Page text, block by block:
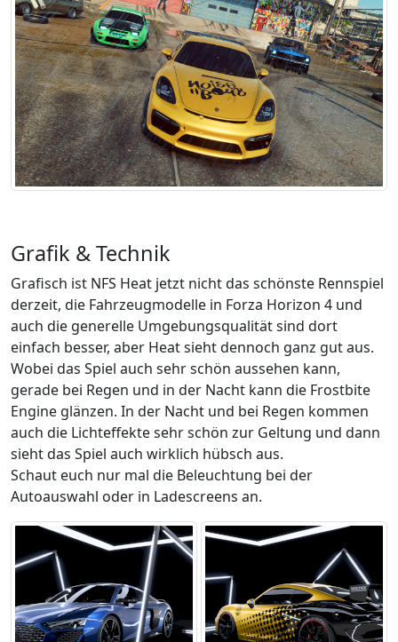
Grafik & Technik
Grafisch ist NFS Heat jetzt nicht das schönste Rennspiel
derzeit, die Fahrzeugmodelle in Forza Horizon 4 und
auch die generelle Umgebungsqualität sind dort
einfach besser, aber Heat sieht dennoch ganz gut aus.
Wobei das Spiel auch sehr schön aussehen kann,
gerade bei Regen und in der Nacht kann die Frostbite
Engine glänzen. In der Nacht und bei Regen kommen
auch die Lichteffekte sehr schön zur Geltung und dann
sieht das Spiel auch wirklich hübsch aus.
Schaut euch nur mal die Beleuchtung bei der
Autoauswahl oder in Ladescreens an.